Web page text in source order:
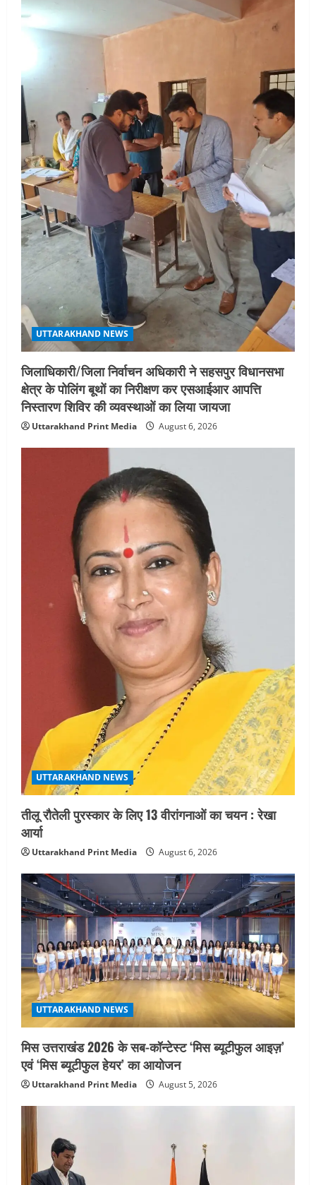
UTTARAKHAND NEWS
मिस उत्तराखंड 2026 के सब-कॉन्टेस्ट ‘मिस
August 5, 2026
UTTARAKHAND NEWS
एमआईटी वर्ल्ड पीस यूनिवर्सिटी और जर्मनी के
बीएसबीआई के बीच समझौता; भारतीय छात्रों
को मिलेंगे वैश्विक अवसर
August 5, 2026
STATES NEWS
महाराज की राजस्थान के मुख्यमंत्री से
शिष्टाचार भेंट पर्यटन और सांस्कृतिक
गतिविधियों के विस्तार पर हुई चर्चा
August 4, 2026
UTTARAKHAND NEWS
जिलाधिकारी/जिला निर्वाचन अधिकारी ने सहसपुर विधानसभा
क्षेत्र के पोलिंग बूथों का निरीक्षण कर एसआईआर आपत्ति
निस्तारण शिविर की व्यवस्थाओं का लिया जायजा
Uttarakhand Print Media August 6, 2026
UTTARAKHAND NEWS
तीलू रौतेली पुरस्कार के लिए 13 वीरांगनाओं का चयन : रेखा
आर्या
Uttarakhand Print Media August 6, 2026
UTTARAKHAND NEWS
मिस उत्तराखंड 2026 के सब-कॉन्टेस्ट ‘मिस ब्यूटीफुल आइज़’
एवं ‘मिस ब्यूटीफुल हेयर’ का आयोजन
Uttarakhand Print Media August 5, 2026